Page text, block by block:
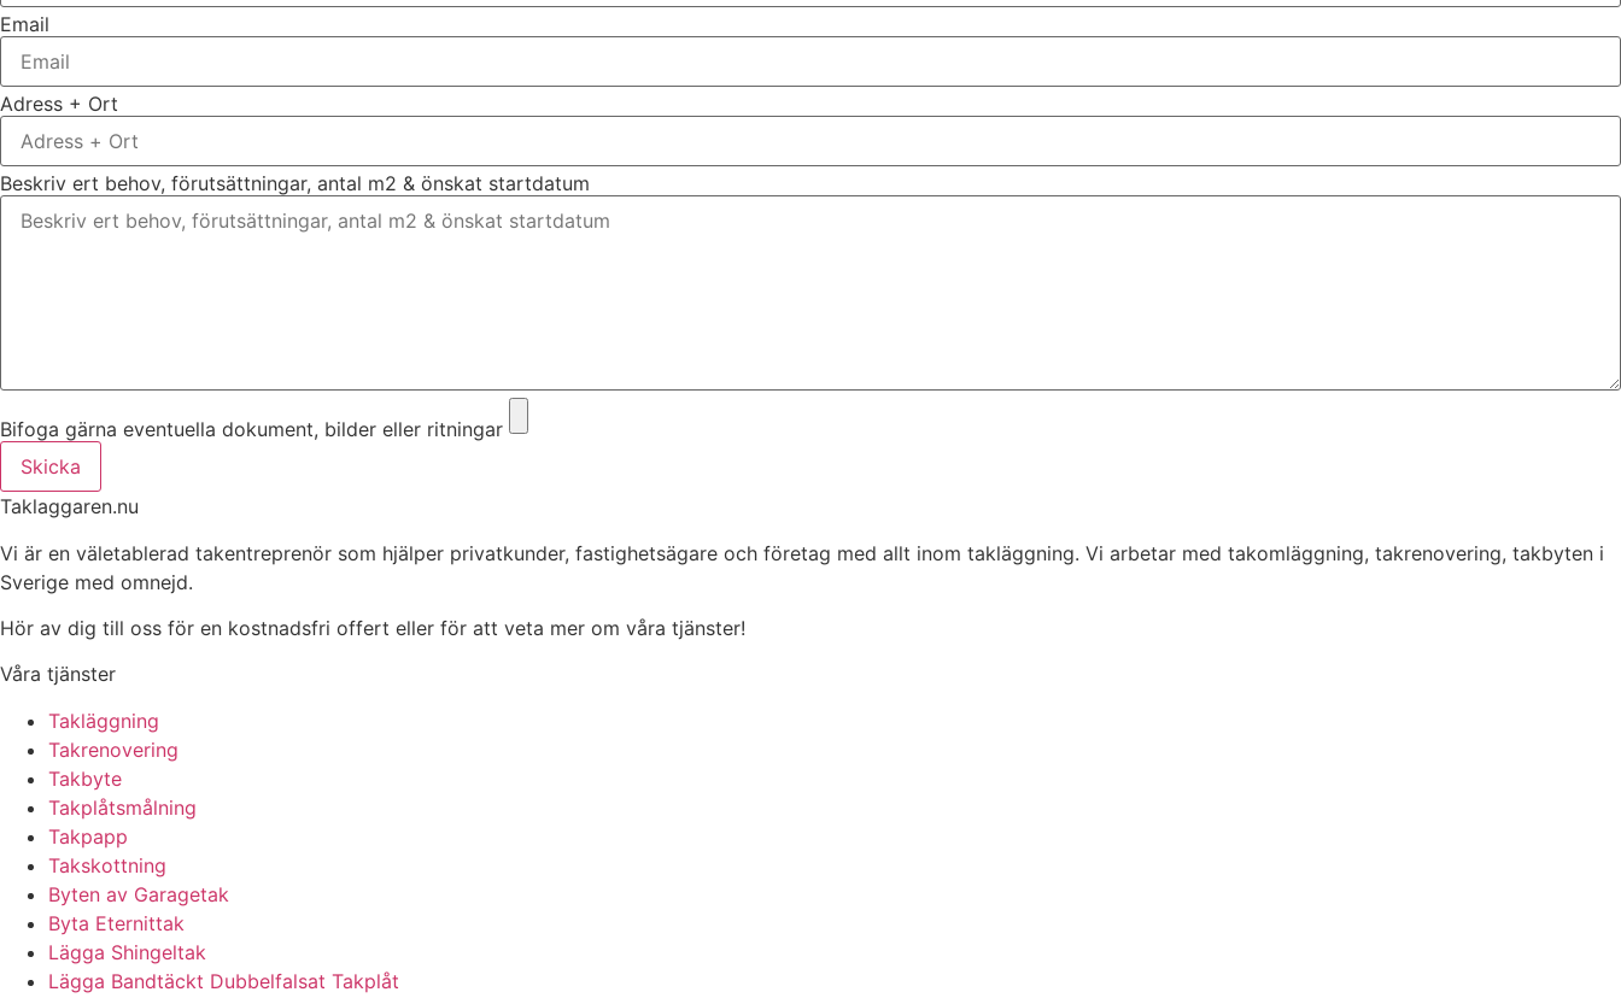
Email
Adress + Ort
Beskriv ert behov, förutsättningar, antal m2 & önskat startdatum
Bifoga gärna eventuella dokument, bilder eller ritningar
Skicka
Taklaggaren.nu
Vi är en väletablerad takentreprenör som hjälper privatkunder, fastighetsägare och företag med allt inom takläggning. Vi arbetar med takomläggning, takrenovering, takbyten i
Sverige med omnejd.
Hör av dig till oss för en kostnadsfri offert eller för att veta mer om våra tjänster!
Våra tjänster
Takläggning
Takrenovering
Takbyte
Takplåtsmålning
Takpapp
Takskottning
Byten av Garagetak
Byta Eternittak
Lägga Shingeltak
Lägga Bandtäckt Dubbelfalsat Takplåt